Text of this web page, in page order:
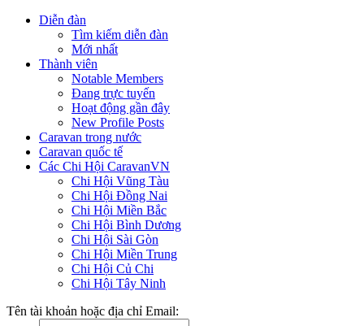
Diễn đàn
Tìm kiếm diễn đàn
Mới nhất
Thành viên
Notable Members
Đang trực tuyến
Hoạt động gần đây
New Profile Posts
Caravan trong nước
Caravan quốc tế
Các Chi Hội CaravanVN
Chi Hội Vũng Tàu
Chi Hội Đồng Nai
Chi Hội Miền Bắc
Chi Hội Bình Dương
Chi Hội Sài Gòn
Chi Hội Miền Trung
Chi Hội Củ Chi
Chi Hội Tây Ninh
Tên tài khoản hoặc địa chỉ Email: